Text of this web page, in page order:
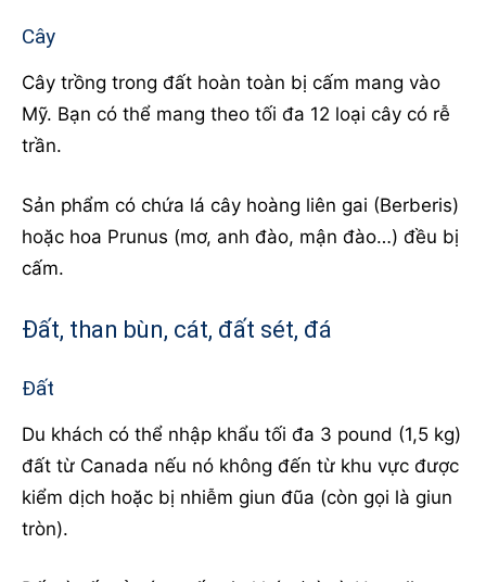
Cây
Cây trồng trong đất hoàn toàn bị cấm mang vào
Mỹ. Bạn có thể mang theo tối đa 12 loại cây có rễ
trần.
Sản phẩm có chứa lá cây hoàng liên gai (Berberis)
hoặc hoa Prunus (mơ, anh đào, mận đào…) đều bị
cấm.
Đất, than bùn, cát, đất sét, đá
Đất
Du khách có thể nhập khẩu tối đa 3 pound (1,5 kg)
đất từ Canada nếu nó không đến từ khu vực được
kiểm dịch hoặc bị nhiễm giun đũa (còn gọi là giun
tròn).